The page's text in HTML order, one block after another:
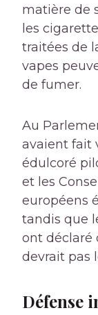
matière de
les
traitées de
vapes
de fumer.
Au
avaient fait
édulcoré
et les
européens
tandis que
ont déclaré
devrait pas
Défense